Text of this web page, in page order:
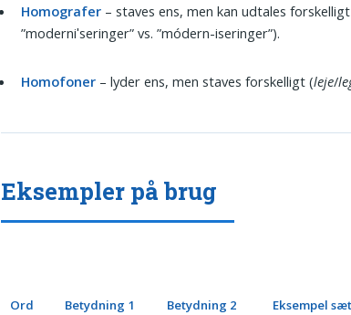
Homografer – staves ens, men kan udtales
”moderniʹseringer” vs. ”módern-iseringer”).
Homofoner – lyder ens, men staves forskelligt (leje/
Eksempler på brug
Ord Betydning 1 Betydning 2 Eksempel­